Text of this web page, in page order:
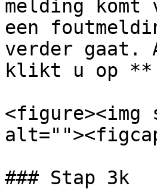
melding
een
verder gaat.
klikt u op
<figure><img
### Stap 3k